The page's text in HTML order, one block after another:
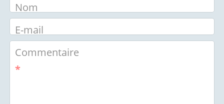
Nom
E-mail
Commentaire
*